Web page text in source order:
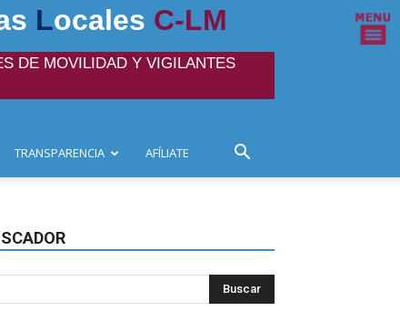
Locales C-LM
DE MOVILIDAD Y VIGILANTES
TRANSPARENCIA AFÍLIATE